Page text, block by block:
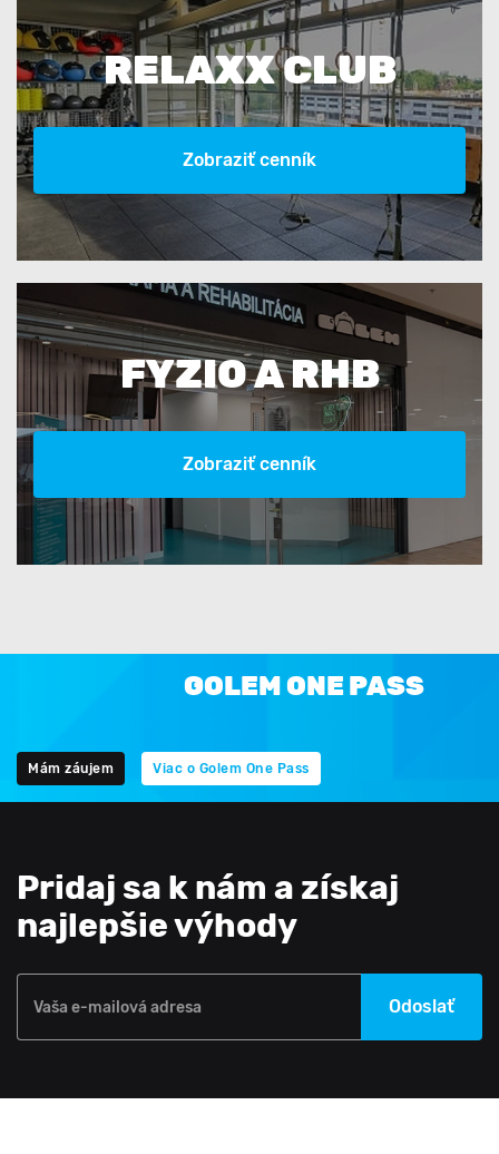
RELAXX CLUB
Zobraziť cenník
FYZIO A RHB
Zobraziť cenník
GOLEM ONE PASS
Mám záujem Viac o Golem One Pass
Pridaj sa k nám a získaj
najlepšie výhody
Vaša e-mailová adresa Odoslať